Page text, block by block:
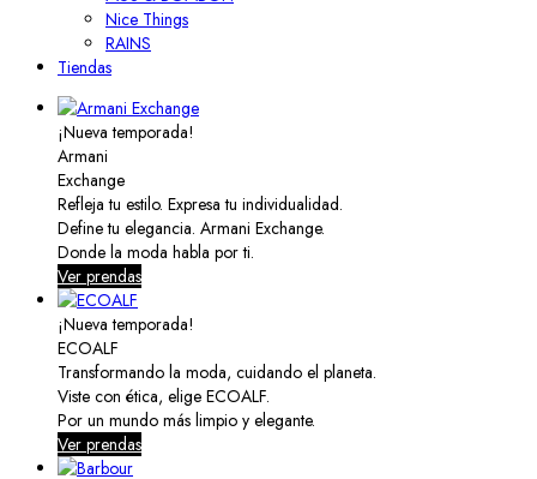
Nice Things
RAINS
Tiendas
¡Nueva temporada!
Armani
Exchange
Refleja tu estilo. Expresa tu individualidad.
Define tu elegancia. Armani Exchange.
Donde la moda habla por ti.
Ver prendas
¡Nueva temporada!
ECOALF
Transformando la moda, cuidando el planeta.
Viste con ética, elige ECOALF.
Por un mundo más limpio y elegante.
Ver prendas